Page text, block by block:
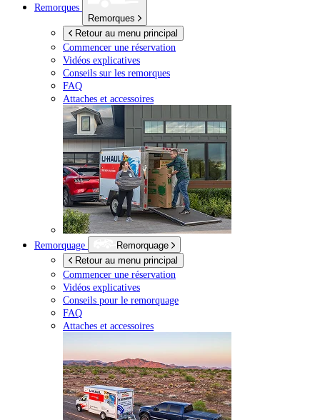
Remorques
Remorques
Retour au menu principal
Commencer une réservation
Vidéos explicatives
Conseils sur les remorques
FAQ
Attaches et accessoires
Remorquage
Remorquage
Retour au menu principal
Commencer une réservation
Vidéos explicatives
Conseils pour le remorquage
FAQ
Attaches et accessoires